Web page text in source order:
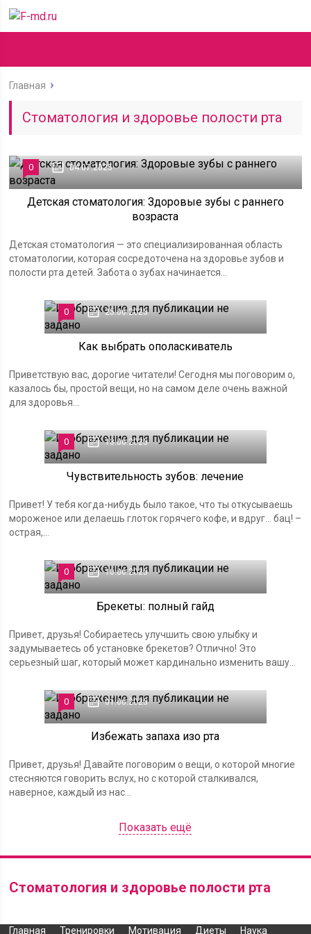
Главная
Стоматология и здоровье полости рта
0 04.07.2025
Детская стоматология: Здоровые зубы с раннего
возраста
Детская стоматология — это специализированная область
стоматологии, которая сосредоточена на здоровье зубов и
полости рта детей. Забота о зубах начинается...
0 25.06.2025
Как выбрать ополаскиватель
Приветствую вас, дорогие читатели! Сегодня мы поговорим о,
казалось бы, простой вещи, но на самом деле очень важной
для здоровья...
0 13.06.2025
Чувствительность зубов: лечение
Привет! У тебя когда-нибудь было такое, что ты откусываешь
мороженое или делаешь глоток горячего кофе, и вдруг… бац! –
острая,...
0 10.06.2025
Брекеты: полный гайд
Привет, друзья! Собираетесь улучшить свою улыбку и
задумываетесь об установке брекетов? Отлично! Это
серьезный шаг, который может кардинально изменить вашу...
0 01.06.2025
Избежать запаха изо рта
Привет, друзья! Давайте поговорим о вещи, о которой многие
стесняются говорить вслух, но с которой сталкивался,
наверное, каждый из нас...
Показать ещё
Стоматология и здоровье полости рта
Главная Тренировки Мотивация Диеты Наука